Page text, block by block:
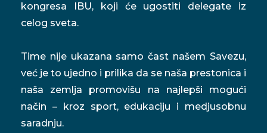
kongresa IBU, koji će ugostiti delegate iz
celog sveta.
Time nije ukazana samo čast našem Savezu,
već je to ujedno i prilika da se naša prestonica i
naša zemlja promovišu na najlepši mogući
način – kroz sport, edukaciju i medjusobnu
saradnju.